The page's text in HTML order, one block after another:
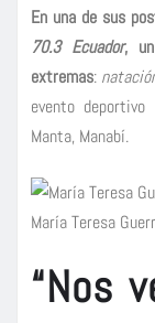
En una de sus
70.3 Ecuador,
extremas:
evento
Manta, Manabí.
María Teresa
“Nos